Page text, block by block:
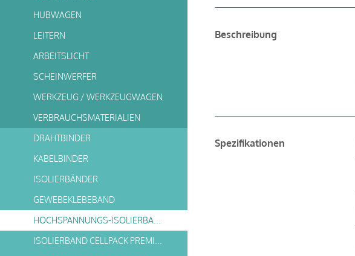
HUBWAGEN
LEITERN
ARBEITSLICHT
SCHEINWERFER
WERKZEUG / WERKZEUGWAGEN
VERBRAUCHSMATERIALIEN
DRAHTBINDER
KABELBINDER
ISOLIERBÄNDER
GEWEBEKLEBEBAND
Beschreibung
Spezifikationen